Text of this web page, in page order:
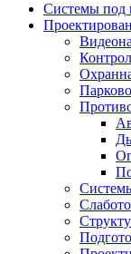
Системы под